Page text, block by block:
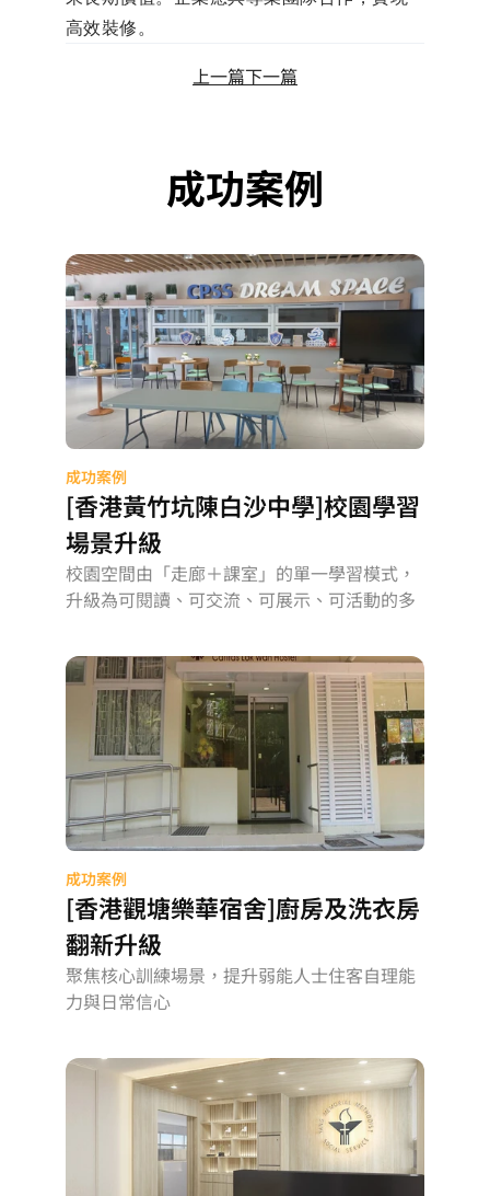
高效裝修。
上一篇下一篇
成功案例
成功案例
[香港黃竹坑陳白沙中學]校園學習
場景升級
校園空間由「走廊＋課室」的單一學習模式，
升級為可閱讀、可交流、可展示、可活動的多
成功案例
[香港觀塘樂華宿舍]廚房及洗衣房
翻新升級
聚焦核心訓練場景，提升弱能人士住客自理能
力與日常信心